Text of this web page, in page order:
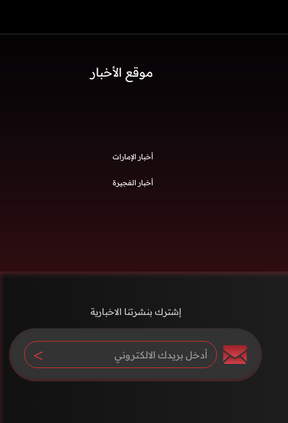
موقع الأخبار
أخبار الإمارات
أخبار الفجيرة
إشترك بنشرتنا الاخبارية